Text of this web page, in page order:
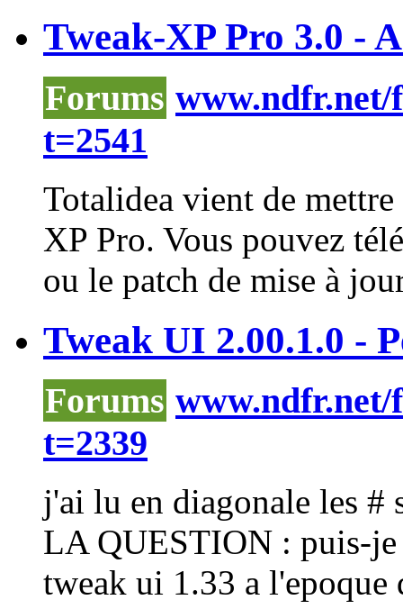
Tweak-XP Pro 3.0 -
Forums www.ndfr.net/
t=2541
Totalidea vient de
XP Pro. Vous pouvez
ou le patch de mise à
Tweak UI 2.00.1.0 -
Forums www.ndfr.net/
t=2339
j'ai lu en diagonale les #
LA QUESTION : puis-
tweak ui 1.33 a l'epoque